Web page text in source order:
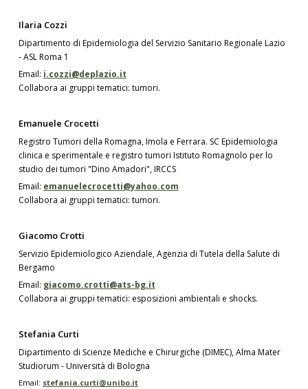
Ilaria Cozzi
Dipartimento di Epidemiologia del Servizio Sanitario Regionale Lazio
- ASL Roma 1
Email: i.cozzi@deplazio.it
Collabora ai gruppi tematici: tumori.
Emanuele Crocetti
Registro Tumori della Romagna, Imola e Ferrara. SC Epidemiologia
clinica e sperimentale e registro tumori Istituto Romagnolo per lo
studio dei tumori "Dino Amadori", IRCCS
Email: emanuelecrocetti@yahoo.com
Collabora ai gruppi tematici: tumori.
Giacomo Crotti
Servizio Epidemiologico Aziendale, Agenzia di Tutela della Salute di
Bergamo
Email: giacomo.crotti@ats-bg.it
Collabora ai gruppi tematici: esposizioni ambientali e shocks.
Stefania Curti
Dipartimento di Scienze Mediche e Chirurgiche (DIMEC), Alma Mater
Studiorum - Università di Bologna
Email: stefania.curti@unibo.it